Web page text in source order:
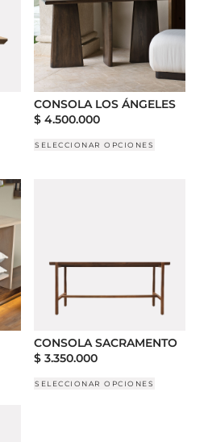
CONSOLA LOS ÁNGELES
$ 4.500.000
SELECCIONAR OPCIONES
CONSOLA SACRAMENTO
$ 3.350.000
SELECCIONAR OPCIONES